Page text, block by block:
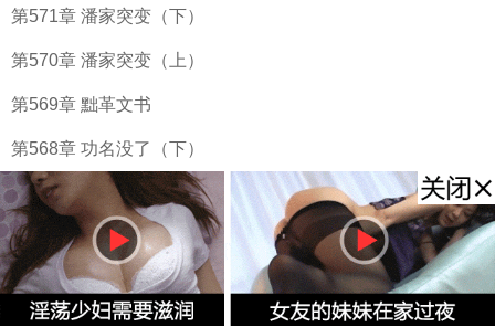
第571章 潘家突变（下）
第570章 潘家突变（上）
第569章 黜革文书
第568章 功名没了（下）